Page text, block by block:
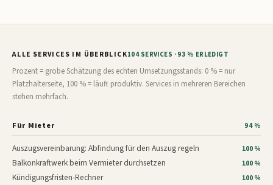
ALLE SERVICES IM ÜBERBLICK104 SERVICES · 93 % ERLEDIGT
Prozent = grobe Schätzung des echten Umsetzungsstands: 0 % = nur
Platzhalterseite, 100 % = läuft produktiv. Services in mehreren Bereichen
stehen mehrfach.
Für Mieter 94 %
Auszugsvereinbarung: Abfindung für den Auszug regeln 100 %
Balkonkraftwerk beim Vermieter durchsetzen 100 %
Kündigungsfristen-Rechner 100 %